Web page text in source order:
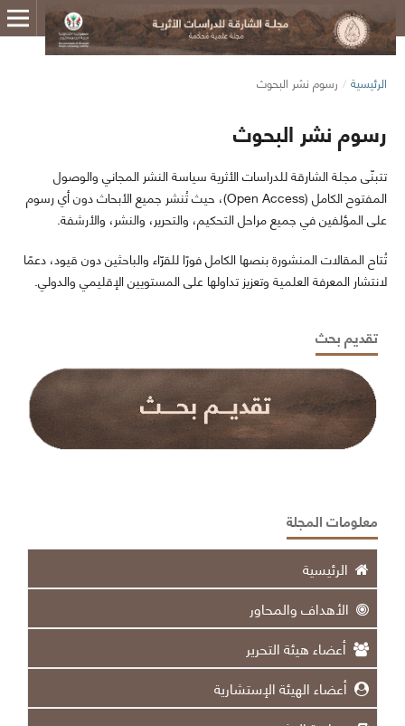
الرئيسية / رسوم نشر البحوث
رسوم نشر البحوث
تتبنّى مجلة الشارقة للدراسات الأثرية سياسة النشر المجاني والوصول
المفتوح الكامل (Open Access)، حيث تُنشر جميع الأبحاث دون أي رسوم
على المؤلفين في جميع مراحل التحكيم، والتحرير، والنشر، والأرشفة.
تُتاح المقالات المنشورة بنصها الكامل فورًا للقرّاء والباحثين دون قيود، دعمًا
لانتشار المعرفة العلمية وتعزيز تداولها على المستويين الإقليمي والدولي.
تقديم بحث
معلومات المجلة
الرئيسية
الأهداف والمحاور
أعضاء هيئة التحرير
أعضاء الهيئة الإستشارية